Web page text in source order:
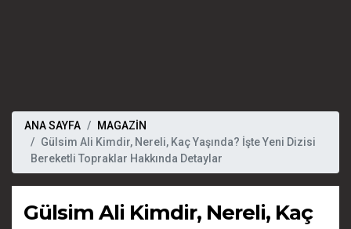
ANA SAYFA
MAGAZİN
Gülsim Ali Kimdir, Nereli, Kaç Yaşında? İşte Yeni Dizisi
Bereketli Topraklar Hakkında Detaylar
Gülsim Ali Kimdir, Nereli, Kaç